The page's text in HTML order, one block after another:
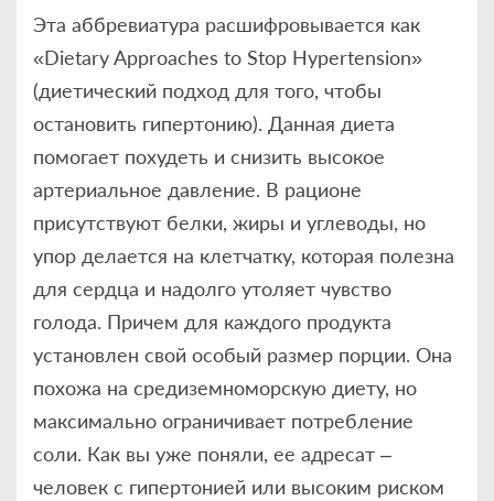
Эта аббревиатура расшифровывается как
«Dietary Approaches to Stop Hypertension»
(диетический подход для того, чтобы
остановить гипертонию). Данная диета
помогает похудеть и снизить высокое
артериальное давление. В рационе
присутствуют белки, жиры и углеводы, но
упор делается на клетчатку, которая полезна
для сердца и надолго утоляет чувство
голода. Причем для каждого продукта
установлен свой особый размер порции. Она
похожа на средиземноморскую диету, но
максимально ограничивает потребление
соли. Как вы уже поняли, ее адресат –
человек с гипертонией или высоким риском